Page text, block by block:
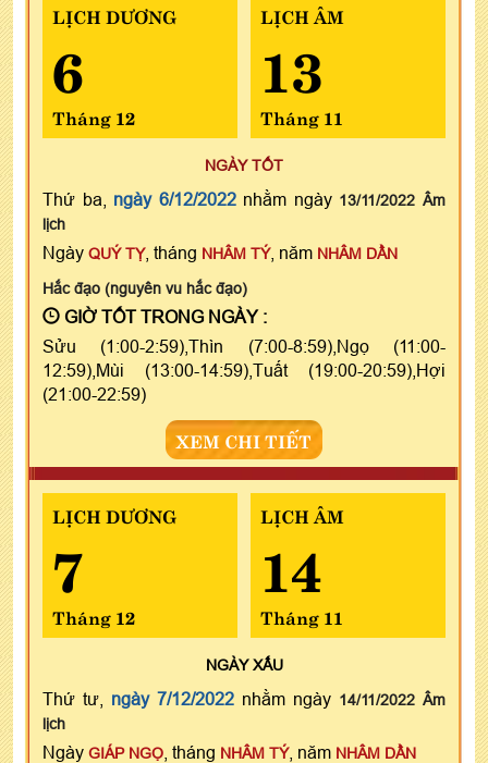
LỊCH DƯƠNG
6
Tháng 12
LỊCH ÂM
13
Tháng 11
NGÀY TỐT
Thứ ba, ngày 6/12/2022nhằm ngày 13/11/2022 Âm
lịch
Ngày QUÝ TỴ, tháng NHÂM TÝ, năm NHÂM DẦN
Hắc đạo (nguyên vu hắc đạo)
GIỜ TỐT TRONG NGÀY :
Sửu (1:00-2:59),Thìn (7:00-8:59),Ngọ (11:00-
12:59),Mùi (13:00-14:59),Tuất (19:00-20:59),Hợi
(21:00-22:59)
XEM CHI TIẾT
LỊCH DƯƠNG
7
Tháng 12
LỊCH ÂM
14
Tháng 11
NGÀYXẤU
Thứ tư, ngày 7/12/2022 nhằm ngày 14/11/2022 Âm
lịch
Ngày GIÁP NGỌ , tháng NHÂM TÝ, năm NHÂM DẦN